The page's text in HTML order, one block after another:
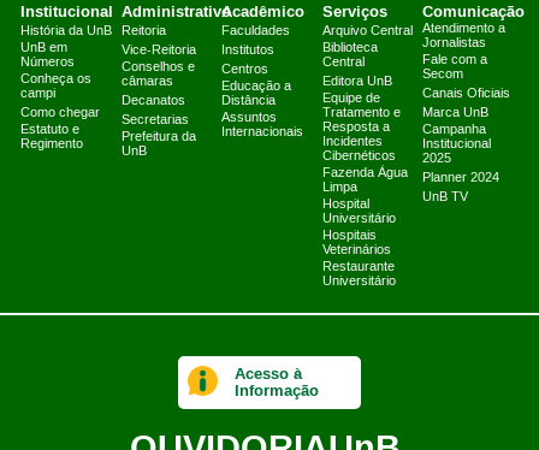
Institucional
História da UnB
UnB em
Números
Conheça os
campi
Como chegar
Estatuto e
Regimento
Administrativo
Reitoria
Vice-Reitoria
Conselhos e
câmaras
Decanatos
Secretarias
Prefeitura da
UnB
Acadêmico
Faculdades
Institutos
Centros
Educação a
Distância
Assuntos
Internacionais
Serviços
Arquivo Central
Biblioteca
Central
Editora UnB
Equipe de
Tratamento e
Resposta a
Incidentes
Cibernéticos
Fazenda Água
Limpa
Hospital
Universitário
Hospitais
Veterinários
Restaurante
Universitário
Comunicação
Atendimento a
Jornalistas
Fale com a
Secom
Canais Oficiais
Marca UnB
Campanha
Institucional
2025
Planner 2024
UnB TV
Acesso à
Informação